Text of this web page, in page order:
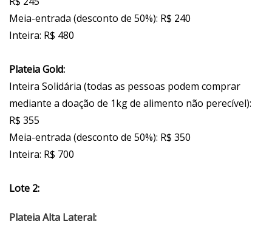
Meia-entrada (desconto de 50%): R$ 240
Inteira: R$ 480
Plateia Gold:
Inteira Solidária (todas as pessoas podem comprar
mediante a doação de 1kg de alimento não perecível):
R$ 355
Meia-entrada (desconto de 50%): R$ 350
Inteira: R$ 700
Lote 2:
Plateia Alta Lateral: